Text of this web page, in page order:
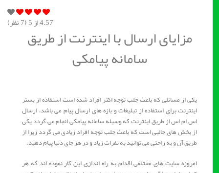
4.57از 5 ( 7نظر)
مزایای ارسال با اینترنت از طریق
سامانه پیامکی
یکی از مسائلی که باعث جلب توجه اکثر افراد شده است استفاده از بستر
اینترنت برای استفاده از تبلیغات و بازه های ارسال پیام می باشد، ارسال
اس ام اس از طریق اینترنت که وسیله سامانه پیامکی انجام می گردد یکی
از بخش های جالبی است که باعث جلب توجه افراد زیادی می گردد زیرا از
طریق آن و به راحتی می توانید به نفرات زیاد و در هر جای دنیا پیام دهید.
امروزه سایت های مختلفی اقدام به راه اندازی این کار نموده اند که هر